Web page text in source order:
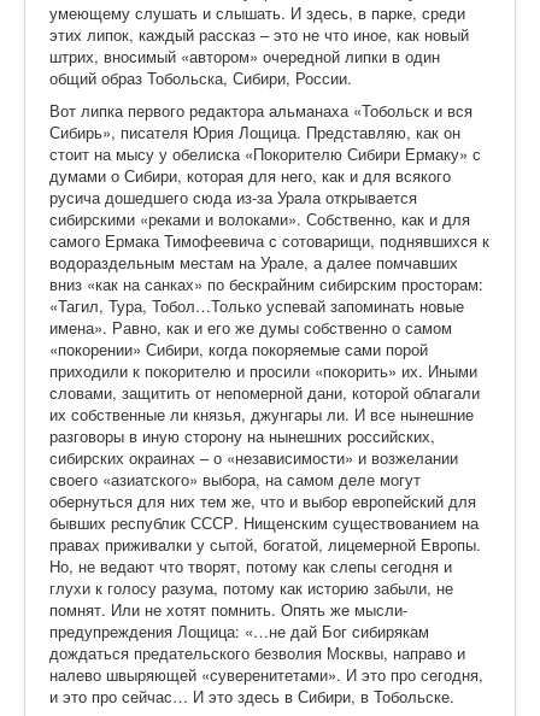
умеющему слушать и слышать. И здесь, в парке, среди
этих липок, каждый рассказ – это не что иное, как новый
штрих, вносимый «автором» очередной липки в один
общий образ Тобольска, Сибири, России.
Вот липка первого редактора альманаха «Тобольск и вся
Сибирь», писателя Юрия Лощица. Представляю, как он
стоит на мысу у обелиска «Покорителю Сибири Ермаку» с
думами о Сибири, которая для него, как и для всякого
русича дошедшего сюда из-за Урала открывается
сибирскими «реками и волоками». Собственно, как и для
самого Ермака Тимофеевича с сотоварищи, поднявшихся к
водораздельным местам на Урале, а далее помчавших
вниз «как на санках» по бескрайним сибирским просторам:
«Тагил, Тура, Тобол…Только успевай запоминать новые
имена». Равно, как и его же думы собственно о самом
«покорении» Сибири, когда покоряемые сами порой
приходили к покорителю и просили «покорить» их. Иными
словами, защитить от непомерной дани, которой облагали
их собственные ли князья, джунгары ли. И все нынешние
разговоры в иную сторону на нынешних российских,
сибирских окраинах – о «независимости» и возжелании
своего «азиатского» выбора, на самом деле могут
обернуться для них тем же, что и выбор европейский для
бывших республик СССР. Нищенским существованием на
правах приживалки у сытой, богатой, лицемерной Европы.
Но, не ведают что творят, потому как слепы сегодня и
глухи к голосу разума, потому как историю забыли, не
помнят. Или не хотят помнить. Опять же мысли-
предупреждения Лощица: «…не дай Бог сибирякам
дождаться предательского безволия Москвы, направо и
налево швыряющей «суверенитетами». И это про сегодня,
и это про сейчас… И это здесь в Сибири, в Тобольске.